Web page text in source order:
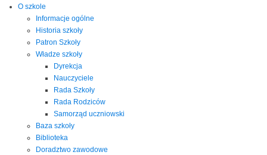
O szkole
Informacje ogólne
Historia szkoły
Patron Szkoły
Władze szkoły
Dyrekcja
Nauczyciele
Rada Szkoły
Rada Rodziców
Samorząd uczniowski
Baza szkoły
Biblioteka
Doradztwo zawodowe